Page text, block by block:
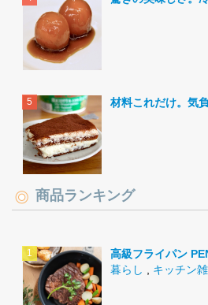
材料これだけ。気
商品ランキング
高級フライパン
暮らし , キッチン